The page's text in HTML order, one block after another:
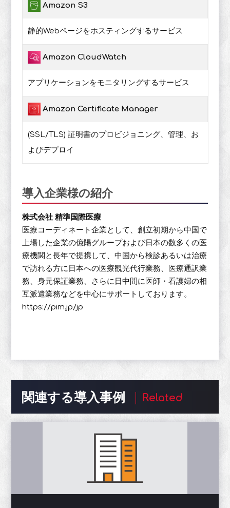
Amazon S3
静的Webページをホスティングするサービス
Amazon CloudWatch
アプリケーションをモニタリングするサービス
Amazon Certificate Manager
(SSL/TLS) 証明書のプロビジョニング、管理、お
よびデプロイ
導入企業様の紹介
株式会社 精準国際医療
医療コーディネート企業として、創立初期から中国で
上場した企業の億陽グループおよび日本の数多くの医
療機関と長年で提携して、中国から検診あるいは治療
で訪れる方に日本への医療観光代行業務、医療通訳業
務、身元保証業務、さらに日中間に医師・看護婦の相
互派遣業務などを中心にサポートしております。
https://pim.jp/jp
関連する導入事例 Related